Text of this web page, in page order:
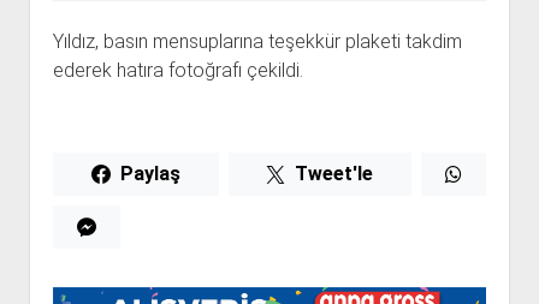
Yıldız, basın mensuplarına teşekkür plaketi takdim
ederek hatıra fotoğrafı çekildi.
Paylaş Tweet'le